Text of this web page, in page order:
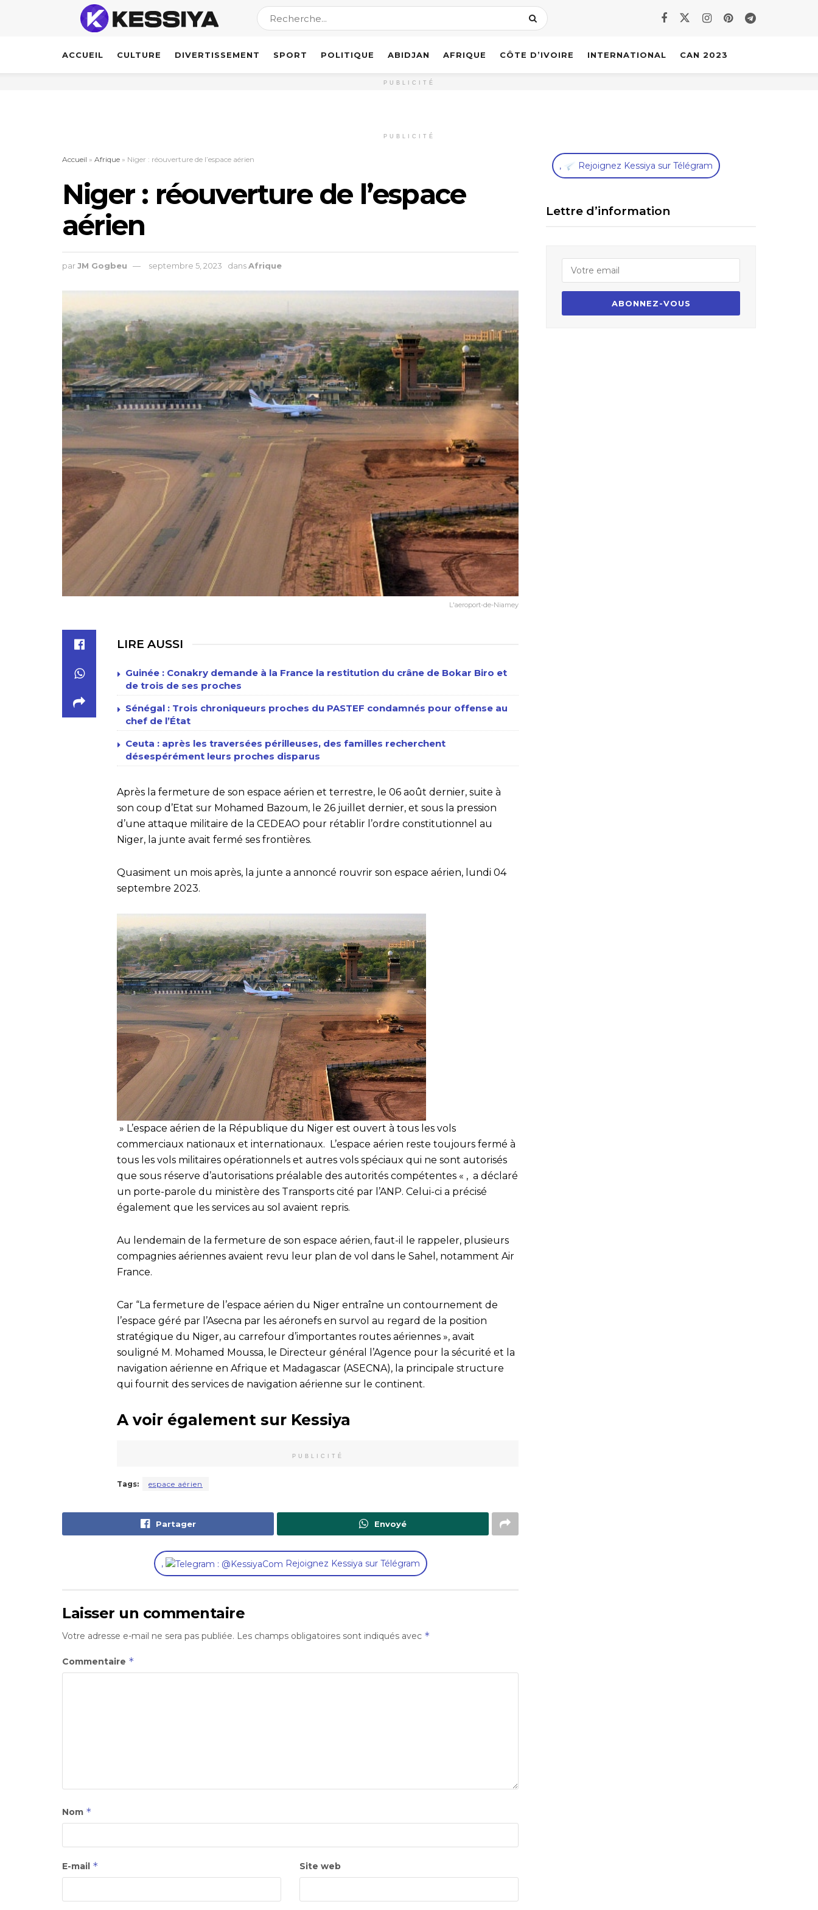
ACCUEIL CULTURE DIVERTISSEMENT SPORT POLITIQUE ABIDJAN AFRIQUE CÔTE D’IVOIRE INTERNATIONAL CAN 2023
PUBLICITÉ
PUBLICITÉ
Accueil » Afrique » Niger : réouverture de l’espace aérien
Niger : réouverture de l’espace
aérien
parJM Gogbeu septembre 5, 2023 dansAfrique
L'aeroport-de-Niamey
LIRE AUSSI
Guinée : Conakry demande à la France la restitution du crâne de Bokar Biro et
de trois de ses proches
Sénégal : Trois chroniqueurs proches du PASTEF condamnés pour offense au
chef de l’État
Ceuta : après les traversées périlleuses, des familles recherchent
désespérément leurs proches disparus
Après la fermeture de son espace aérien et terrestre, le 06 août dernier, suite à
son coup d’Etat sur Mohamed Bazoum, le 26 juillet dernier, et sous la pression
d’une attaque militaire de la CEDEAO pour rétablir l’ordre constitutionnel au
Niger, la junte avait fermé ses frontières.
Quasiment un mois après, la junte a annoncé rouvrir son espace aérien, lundi 04
septembre 2023.
» L’espace aérien de la République du Niger est ouvert à tous les vols
commerciaux nationaux et internationaux. L’espace aérien reste toujours fermé à
tous les vols militaires opérationnels et autres vols spéciaux qui ne sont autorisés
que sous réserve d’autorisations préalable des autorités compétentes « , a déclaré
un porte-parole du ministère des Transports cité par l’ANP. Celui-ci a précisé
également que les services au sol avaient repris.
Au lendemain de la fermeture de son espace aérien, faut-il le rappeler, plusieurs
compagnies aériennes avaient revu leur plan de vol dans le Sahel, notamment Air
France.
Car “La fermeture de l’espace aérien du Niger entraîne un contournement de
l’espace géré par l’Asecna par les aéronefs en survol au regard de la position
stratégique du Niger, au carrefour d’importantes routes aériennes », avait
souligné M. Mohamed Moussa, le Directeur général l’Agence pour la sécurité et la
navigation aérienne en Afrique et Madagascar (ASECNA), la principale structure
qui fournit des services de navigation aérienne sur le continent.
A voir également sur Kessiya
PUBLICITÉ
Tags: espace aérien
Partager Envoyé
, Rejoignez Kessiya sur Télégram
Laisser un commentaire
Votre adresse e-mail ne sera pas publiée. Les champs obligatoires sont indiqués avec *
Commentaire *
Nom *
E-mail * Site web
, Rejoignez Kessiya sur Télégram
Lettre d’information